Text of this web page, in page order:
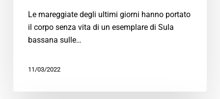
Le mareggiate degli ultimi giorni hanno portato
il corpo senza vita di un esemplare di Sula
bassana sulle…
11/03/2022